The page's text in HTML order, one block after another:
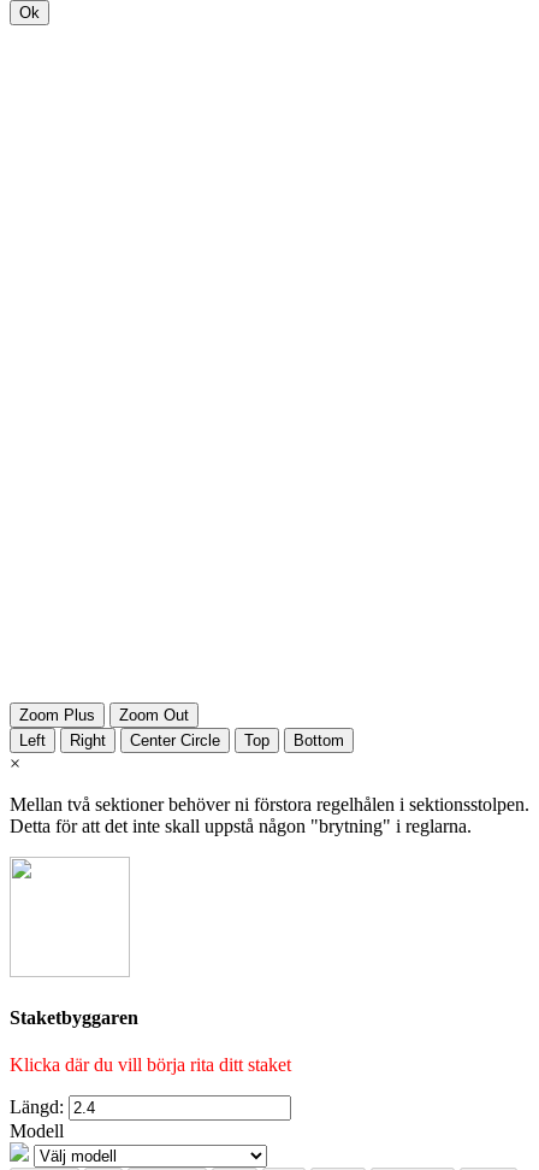
Zoom Plus
Zoom Out
Left
Right Center Circle Top Bottom
×
Mellan två sektioner behöver ni förstora regelhålen i sektionsstolpen.
Detta för att det inte skall uppstå någon "brytning" i reglarna.
Staketbyggaren
Klicka där du vill börja rita ditt staket
Längd:
Modell